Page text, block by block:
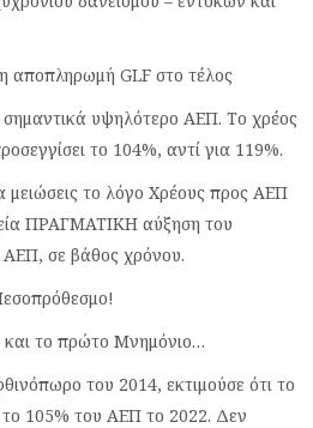
αποπληρωμή GLF στο τέλος
σημαντικά υψηλότερο ΑΕΠ. Το χρέος
το 104%, αντί για 119%.
μειώσεις το λόγο Χρέους προς ΑΕΠ
ΠΡΑΓΜΑΤΙΚΗ αύξηση του
σε βάθος χρόνου.
και το πρώτο Μνημόνιο…
του 2014, εκτιμούσε ότι το
105% του ΑΕΠ το 2022. Δεν